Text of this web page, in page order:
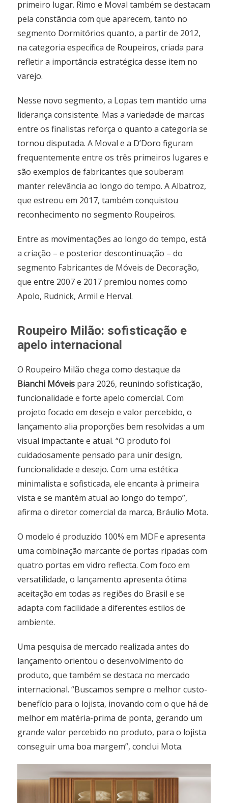
primeiro lugar. Rimo e Moval também se destacam
pela constância com que aparecem, tanto no
segmento Dormitórios quanto, a partir de 2012,
na categoria específica de Roupeiros, criada para
refletir a importância estratégica desse item no
varejo.
Nesse novo segmento, a Lopas tem mantido uma
liderança consistente. Mas a variedade de marcas
entre os finalistas reforça o quanto a categoria se
tornou disputada. A Moval e a D’Doro figuram
frequentemente entre os três primeiros lugares e
são exemplos de fabricantes que souberam
manter relevância ao longo do tempo. A Albatroz,
que estreou em 2017, também conquistou
reconhecimento no segmento Roupeiros.
Entre as movimentações ao longo do tempo, está
a criação – e posterior descontinuação – do
segmento Fabricantes de Móveis de Decoração,
que entre 2007 e 2017 premiou nomes como
Apolo, Rudnick, Armil e Herval.
Roupeiro Milão: sofisticação e
apelo internacional
O Roupeiro Milão chega como destaque da
Bianchi Móveis para 2026, reunindo sofisticação,
funcionalidade e forte apelo comercial. Com
projeto focado em desejo e valor percebido, o
lançamento alia proporções bem resolvidas a um
visual impactante e atual. “O produto foi
cuidadosamente pensado para unir design,
funcionalidade e desejo. Com uma estética
minimalista e sofisticada, ele encanta à primeira
vista e se mantém atual ao longo do tempo”,
afirma o diretor comercial da marca, Bráulio Mota.
O modelo é produzido 100% em MDF e apresenta
uma combinação marcante de portas ripadas com
quatro portas em vidro reflecta. Com foco em
versatilidade, o lançamento apresenta ótima
aceitação em todas as regiões do Brasil e se
adapta com facilidade a diferentes estilos de
ambiente.
Uma pesquisa de mercado realizada antes do
lançamento orientou o desenvolvimento do
produto, que também se destaca no mercado
internacional. “Buscamos sempre o melhor custo-
benefício para o lojista, inovando com o que há de
melhor em matéria-prima de ponta, gerando um
grande valor percebido no produto, para o lojista
conseguir uma boa margem”, conclui Mota.